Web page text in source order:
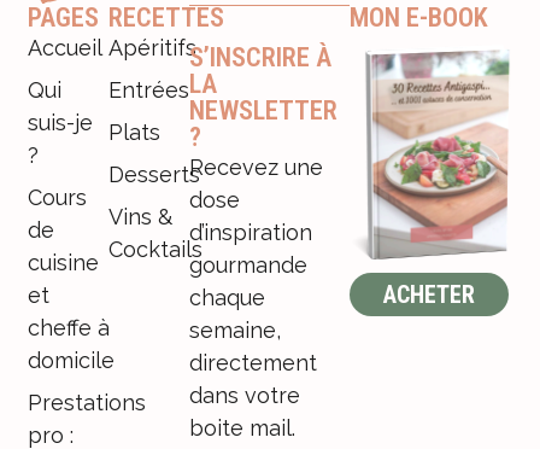
PAGES
Accueil
Qui
suis-je
?
Cours
de
cuisine
et
cheffe à
domicile
Prestations
pro :
RECETTES
Apéritifs
Entrées
Plats
Desserts
Vins &
Cocktails
S’INSCRIRE À
LA
NEWSLETTER
?
Recevez une
dose
d’inspiration
gourmande
chaque
semaine,
directement
dans votre
boite mail.
MON E-BOOK
ACHETER